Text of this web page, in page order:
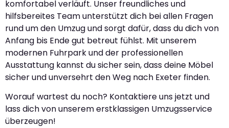
komfortabel verläuft. Unser freundliches und
hilfsbereites Team unterstützt dich bei allen Fragen
rund um den Umzug und sorgt dafür, dass du dich von
Anfang bis Ende gut betreut fühlst. Mit unserem
modernen Fuhrpark und der professionellen
Ausstattung kannst du sicher sein, dass deine Möbel
sicher und unversehrt den Weg nach Exeter finden.
Worauf wartest du noch? Kontaktiere uns jetzt und
lass dich von unserem erstklassigen Umzugsservice
überzeugen!